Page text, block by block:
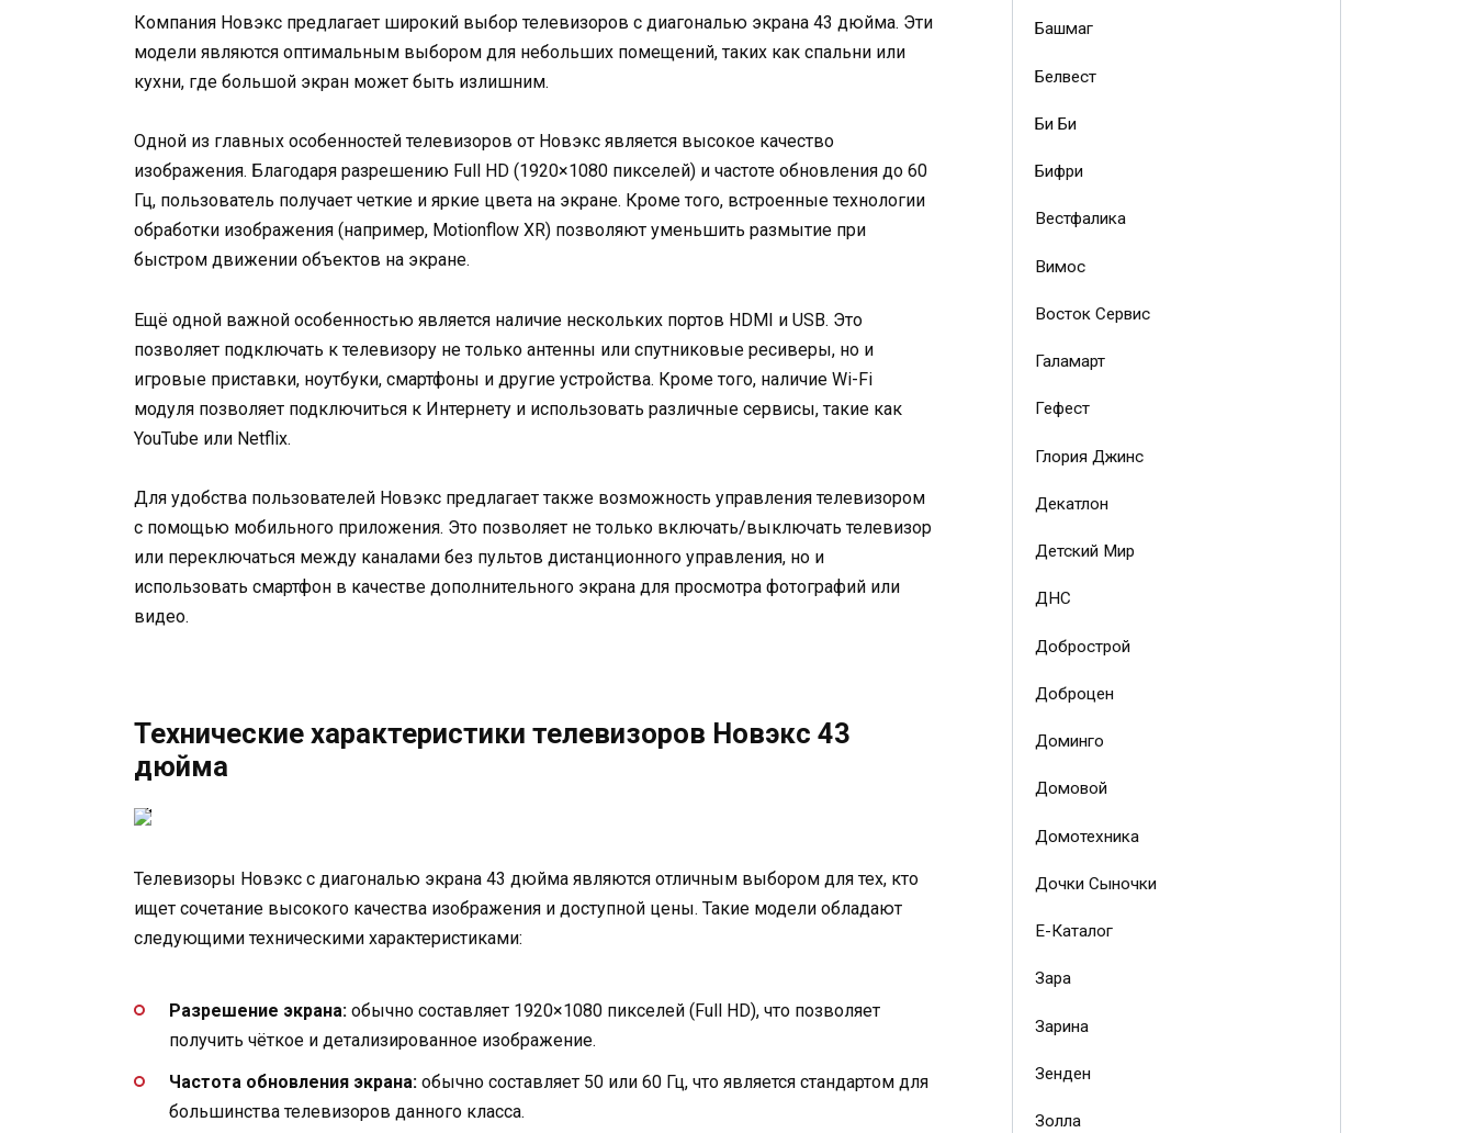
Компания Новэкс предлагает широкий выбор телевизоров с диагональю экрана 43 дюйма. Эти
модели являются оптимальным выбором для небольших помещений, таких как спальни или
кухни, где большой экран может быть излишним.
Одной из главных особенностей телевизоров от Новэкс является высокое качество
изображения. Благодаря разрешению Full HD (1920×1080 пикселей) и частоте обновления до 60
Гц, пользователь получает четкие и яркие цвета на экране. Кроме того, встроенные технологии
обработки изображения (например, Motionflow XR) позволяют уменьшить размытие при
быстром движении объектов на экране.
Ещё одной важной особенностью является наличие нескольких портов HDMI и USB. Это
позволяет подключать к телевизору не только антенны или спутниковые ресиверы, но и
игровые приставки, ноутбуки, смартфоны и другие устройства. Кроме того, наличие Wi-Fi
модуля позволяет подключиться к Интернету и использовать различные сервисы, такие как
YouTube или Netflix.
Для удобства пользователей Новэкс предлагает также возможность управления телевизором
с помощью мобильного приложения. Это позволяет не только включать/выключать телевизор
или переключаться между каналами без пультов дистанционного управления, но и
использовать смартфон в качестве дополнительного экрана для просмотра фотографий или
видео.
Технические характеристики телевизоров Новэкс 43
дюйма
Телевизоры Новэкс с диагональю экрана 43 дюйма являются отличным выбором для тех, кто
ищет сочетание высокого качества изображения и доступной цены. Такие модели обладают
следующими техническими характеристиками:
Разрешение экрана: обычно составляет 1920×1080 пикселей (Full HD), что позволяет
получить чёткое и детализированное изображение.
Частота обновления экрана: обычно составляет 50 или 60 Гц, что является стандартом для
большинства телевизоров данного класса.
Башмаг
Белвест
Би Би
Бифри
Вестфалика
Вимос
Восток Сервис
Галамарт
Гефест
Глория Джинс
Декатлон
Детский Мир
ДНС
Добрострой
Доброцен
Доминго
Домовой
Домотехника
Дочки Сыночки
Е-Каталог
Зара
Зарина
Зенден
Золла